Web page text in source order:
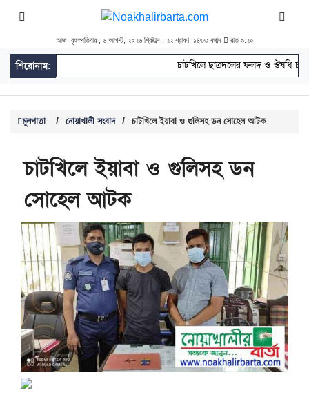
আজ, বৃহস্পতিবার , ৬ আগস্ট, ২০২৬ খ্রিষ্টাব্দ , ২২ শ্রাবণ, ১৪৩৩ বঙ্গাব্দ রাত ৯:২০
শিরোনাম: চাটখিলে ছাত্রদলের ফলদ ও ঔষধি চারা
মূলপাতা / নোয়াখালী সংবাদ / চাটখিলে ইয়াবা ও গুলিসহ ডন সোহেল আটক
চাটখিলে ইয়াবা ও গুলিসহ ডন
সোহেল আটক